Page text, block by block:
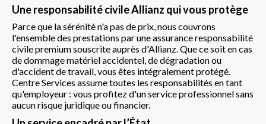
Une responsabilité civile Allianz qui vous protège
Parce que la sérénité n'a pas de prix, nous couvrons
l'ensemble des prestations par une assurance responsabilité
civile premium souscrite auprès d'Allianz. Que ce soit en cas
de dommage matériel accidentel, de dégradation ou
d'accident de travail, vous êtes intégralement protégé.
Centre Services assume toutes les responsabilités en tant
qu'employeur : vous profitez d'un service professionnel sans
aucun risque juridique ou financier.